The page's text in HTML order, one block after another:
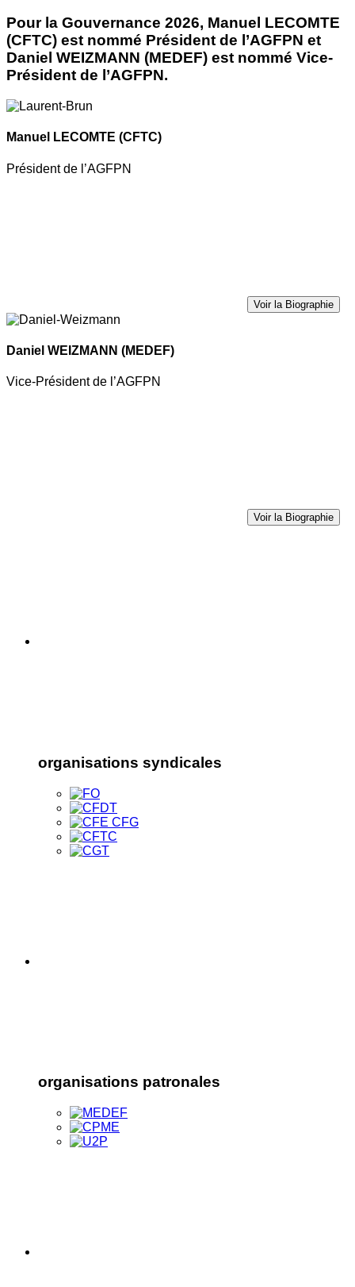
Pour la Gouvernance 2026, Manuel LECOMTE
(CFTC) est nommé Président de l’AGFPN et
Daniel WEIZMANN (MEDEF) est nommé Vice-
Président de l’AGFPN.
Manuel LECOMTE (CFTC)
Président de l’AGFPN
Voir la Biographie
Daniel WEIZMANN (MEDEF)
Vice-Président de l’AGFPN
Voir la Biographie
organisations syndicales
organisations patronales